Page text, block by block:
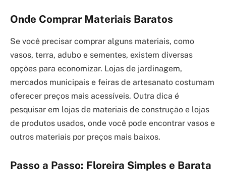
Onde Comprar Materiais Baratos
Se você precisar comprar alguns materiais, como
vasos, terra, adubo e sementes, existem diversas
opções para economizar. Lojas de jardinagem,
mercados municipais e feiras de artesanato costumam
oferecer preços mais acessíveis. Outra dica é
pesquisar em lojas de materiais de construção e lojas
de produtos usados, onde você pode encontrar vasos e
outros materiais por preços mais baixos.
Passo a Passo: Floreira Simples e Barata